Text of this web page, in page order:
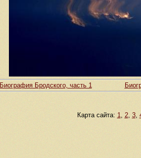
Биография Бродского, часть 1
Карта сайта: 1 2, 3,